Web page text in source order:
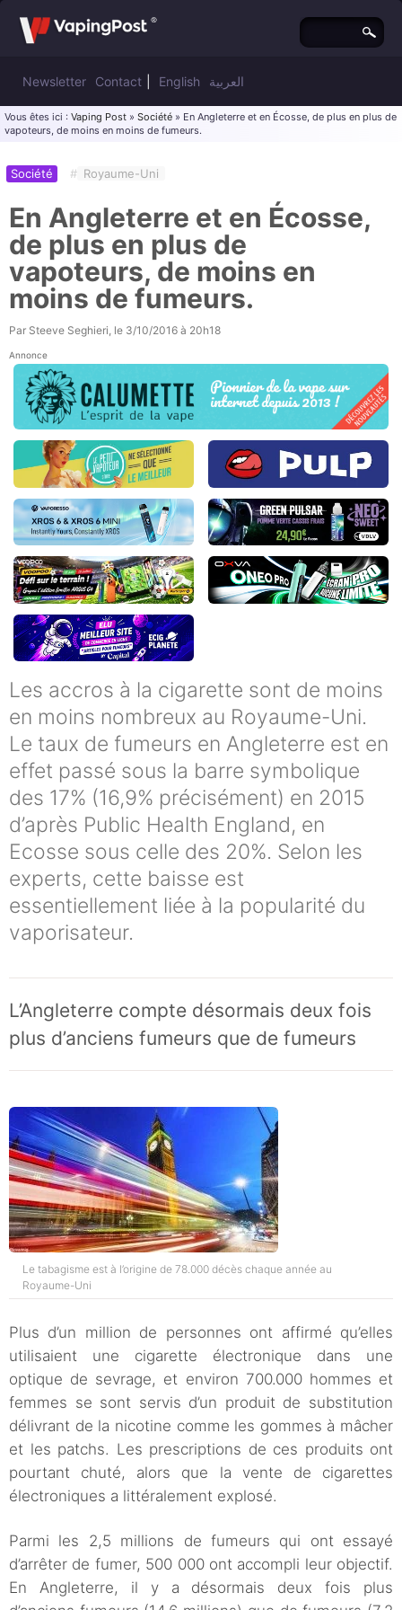
Newsletter Contact English العربية
Vous êtes ici : Vaping Post » Société » En Angleterre et en Écosse, de plus en plus de
vapoteurs, de moins en moins de fumeurs.
Société # Royaume-Uni
En Angleterre et en Écosse,
de plus en plus de
vapoteurs, de moins en
moins de fumeurs.
Par Steeve Seghieri, le 3/10/2016 à 20h18
Annonce
Les accros à la cigarette sont de moins
en moins nombreux au Royaume-Uni.
Le taux de fumeurs en Angleterre est en
effet passé sous la barre symbolique
des 17% (16,9% précisément) en 2015
d’après Public Health England, en
Ecosse sous celle des 20%. Selon les
experts, cette baisse est
essentiellement liée à la popularité du
vaporisateur.
L’Angleterre compte désormais deux fois
plus d’anciens fumeurs que de fumeurs
Le tabagisme est à l’origine de 78.000 décès chaque année au
Royaume-Uni
Plus d’un million de personnes ont affirmé qu’elles
utilisaient une cigarette électronique dans une
optique de sevrage, et environ 700.000 hommes et
femmes se sont servis d’un produit de substitution
délivrant de la nicotine comme les gommes à mâcher
et les patchs. Les prescriptions de ces produits ont
pourtant chuté, alors que la vente de cigarettes
électroniques a littéralement explosé.
Parmi les 2,5 millions de fumeurs qui ont essayé
d’arrêter de fumer, 500 000 ont accompli leur objectif.
En Angleterre, il y a désormais deux fois plus